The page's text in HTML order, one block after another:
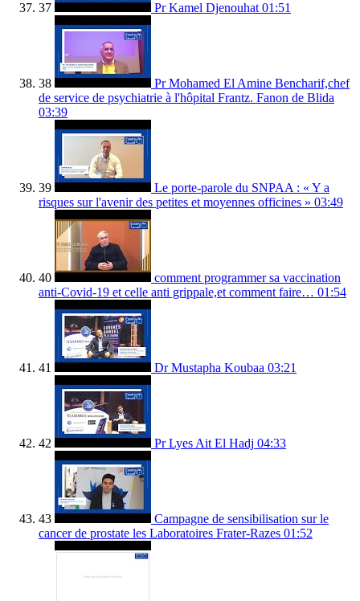
37 Pr Kamel Djenouhat 01:51
38
Pr Mohamed El Amine Bencharif,chef
de service de psychiatrie à l'hôpital Frantz. Fanon de Blida
03:39
39
Le porte-parole du SNPAA : « Y a
risques sur l'avenir des petites et moyennes officines » 03:49
40
comment programmer sa vaccination
anti-Covid-19 et celle anti grippale,et comment faire… 01:54
41 Dr Mustapha Koubaa 03:21
42 Pr Lyes Ait El Hadj 04:33
43
Campagne de sensibilisation sur le
cancer de prostate les Laboratoires Frater-Razes 01:52